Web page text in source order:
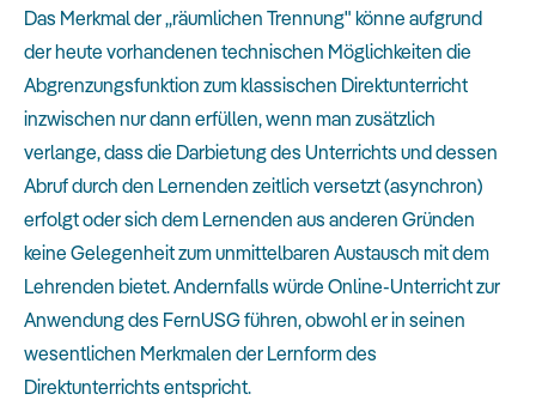
Das Merkmal der „räumlichen Trennung" könne aufgrund
der heute vorhandenen technischen Möglichkeiten die
Abgrenzungsfunktion zum klassischen Direktunterricht
inzwischen nur dann erfüllen, wenn man zusätzlich
verlange, dass die Darbietung des Unterrichts und dessen
Abruf durch den Lernenden zeitlich versetzt (asynchron)
erfolgt oder sich dem Lernenden aus anderen Gründen
keine Gelegenheit zum unmittelbaren Austausch mit dem
Lehrenden bietet. Andernfalls würde Online-Unterricht zur
Anwendung des FernUSG führen, obwohl er in seinen
wesentlichen Merkmalen der Lernform des
Direktunterrichts entspricht.